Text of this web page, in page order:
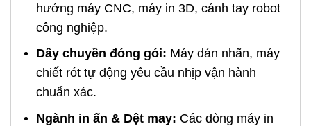
hướng máy CNC, máy in 3D, cánh tay robot
công nghiệp.
Dây chuyền đóng gói: Máy dán nhãn, máy
chiết rót tự động yêu cầu nhịp vận hành
chuẩn xác.
Ngành in ấn & Dệt may: Các dòng máy in